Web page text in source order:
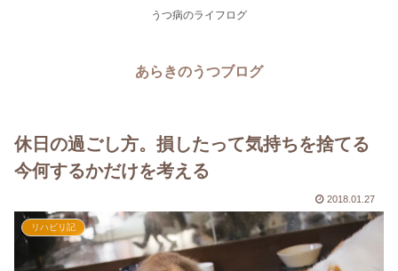
うつ病のライフログ
あらきのうつブログ
休日の過ごし方。損したって気持ちを捨てる
今何するかだけを考える
2018.01.27
リハビリ記